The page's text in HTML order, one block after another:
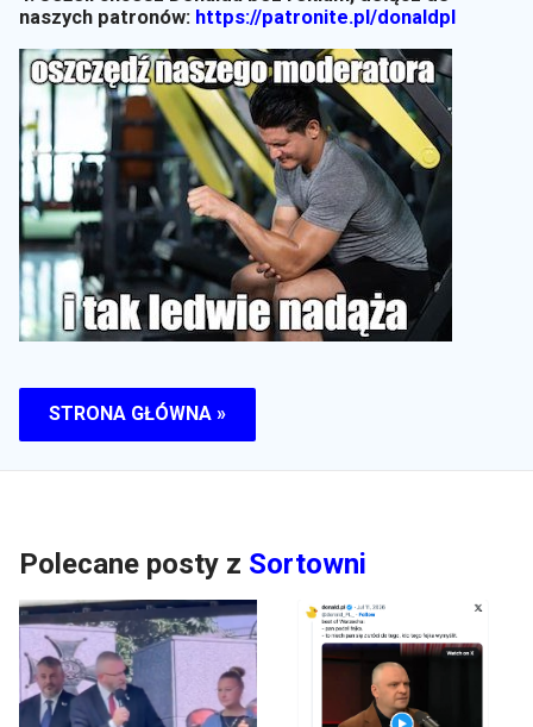
naszych patronów: https://patronite.pl/donaldpl
STRONA GŁÓWNA »
Polecane posty z Sortowni